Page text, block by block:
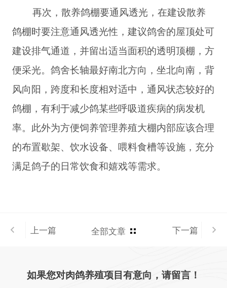
再次，散养鸽棚要通风透光，在建设散养
鸽棚时要注意通风透光性，建议鸽舍的屋顶处可
建设排气通道，并留出适当面积的透明顶棚，方
便采光。鸽舍长轴最好南北方向，坐北向南，背
风向阳，跨度和长度相对适中，通风状态较好的
鸽棚，有利于减少鸽某些呼吸道疾病的病发机
率。此外为方便饲养管理养殖大棚内部应该合理
的布置歇架、饮水设备、喂料食槽等设施，充分
满足鸽子的日常饮食和嬉戏等需求。
上一篇 全部文章 下一篇
如果您对肉鸽养殖项目有意向，请留言！